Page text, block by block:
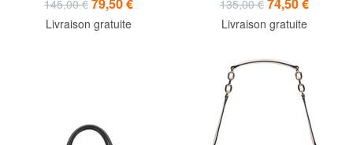
145,00 €
Livraison gratuite
135,00 €
Livraison gratuite